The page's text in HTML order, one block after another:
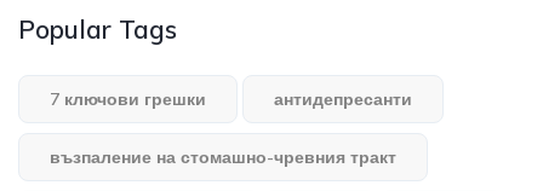
Popular Tags
7 ключови грешки антидепресанти
възпаление на стомашно-чревния тракт